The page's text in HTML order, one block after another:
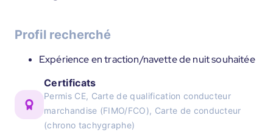
Profil recherché
Expérience en traction/navette de nuit souhaitée
Certificats
Permis CE, Carte de qualification conducteur
marchandise (FIMO/FCO), Carte de conducteur
(chrono tachygraphe)